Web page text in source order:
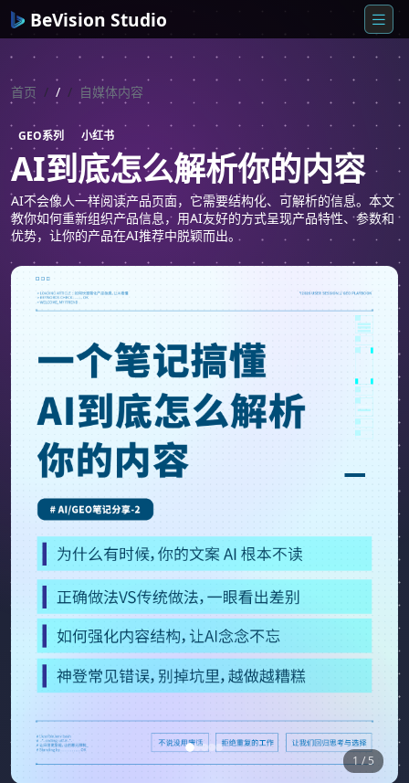
BeVision Studio
首页 / 自媒体内容
GEO系列 小红书
AI到底怎么解析你的内容
AI不会像人一样阅读产品页面，它需要结构化、可解析的信息。本文
教你如何重新组织产品信息，用AI友好的方式呈现产品特性、参数和
优势，让你的产品在AI推荐中脱颖而出。
1 / 5